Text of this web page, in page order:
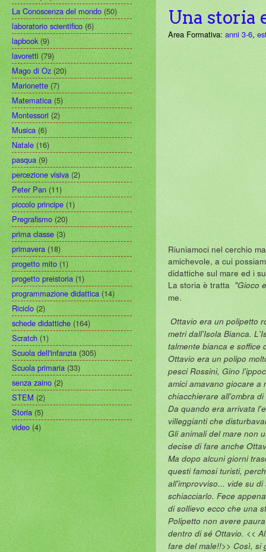
Una storia
Area Formativa: anni 3-6,
Riuniamoci nel cerchio
amichevole, a cui
didattiche sul mare ed i
La storia è tratta "Gioco
me.
Ottavio era un polipetto
metri dall'Isola Bianca.
talmente bianca e
Ottavio era un polipo
pesci Rossini, Gino
amici amavano giocare
chiacchierare all'ombra
Da quando era arrivata
villeggianti che
Gli animali del mare non
decise di fare anche
Ma dopo alcuni giorni
questi famosi turisti,
all'improvviso... vide su
schiacciarlo. Fece
di sollievo ecco che una
Polipetto non avere
dentro di sé Ottavio. <<
fare del male!!>> Così, si
La Conoscenza del mondo (50)
laboratorio scientifico (6)
lapbook (9)
lavoretti (79)
Mago di Oz (20)
Marionette (7)
Matematica (5)
Montessori (2)
Musica (6)
Natale (16)
pasqua (9)
percezione visiva (2)
Peter Pan (11)
piccolo principe (1)
Pregrafismo (20)
prima classe (3)
primavera (18)
progetto mito (1)
progetto preistoria (1)
programmazione didattica (14)
Riciclo (2)
schede didattiche (164)
Scratch (1)
Scuola dell'infanzia (305)
Scuola primaria (33)
senza zaino (2)
STEM (2)
Storia (5)
video (4)